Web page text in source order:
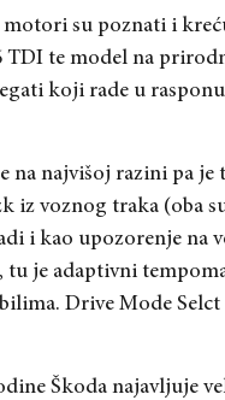
su poznati i
TDI te model na
koji rade u
na najvišoj razini pa je
iz voznog traka (oba
i kao upozorenje na
tu je adaptivni
Drive Mode
Škoda najavljuje